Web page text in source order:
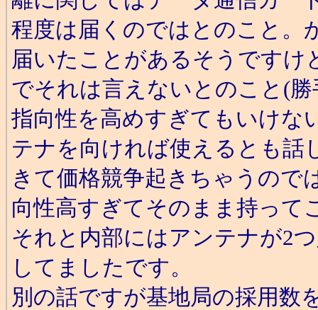
程度は届くのではとのこと。
届いたことがあるそうですけ
でそれは言えないとのこと(
指向性を高めすぎてもいけな
テナを向ければ使えるとも話
きて価格競争起きちゃうので
向性高すぎてそのまま持って
それと内部にはアンテナが2
してましたです。
別の話ですが基地局の採用数